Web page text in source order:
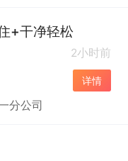
+干净轻松
2小时前
详情
分公司